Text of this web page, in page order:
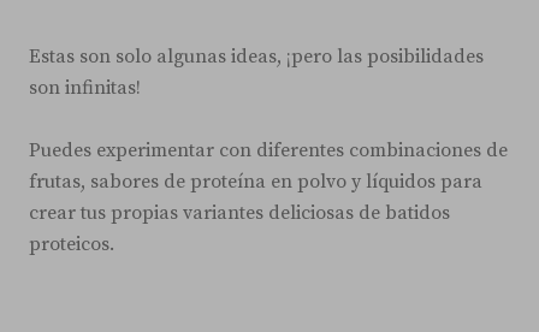
Estas son solo algunas ideas, ¡pero las posibilidades
son infinitas!
Puedes experimentar con diferentes combinaciones de
frutas, sabores de proteína en polvo y líquidos para
crear tus propias variantes deliciosas de batidos
proteicos.